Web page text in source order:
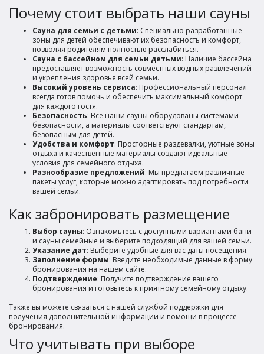
Почему стоит выбрать наши сауны
Сауна для семьи с детьми: Специально разработанные
зоны для детей обеспечивают их безопасность и комфорт,
позволяя родителям полностью расслабиться.
Сауна с бассейном для семьи детьми: Наличие бассейна
предоставляет возможность совместных водных развлечений
и укрепления здоровья всей семьи.
Высокий уровень сервиса: Профессиональный персонал
всегда готов помочь и обеспечить максимальный комфорт
для каждого гостя.
Безопасность: Все наши сауны оборудованы системами
безопасности, а материалы соответствуют стандартам,
безопасным для детей.
Удобства и комфорт: Просторные раздевалки, уютные зоны
отдыха и качественные материалы создают идеальные
условия для семейного отдыха.
Разнообразие предложений: Мы предлагаем различные
пакеты услуг, которые можно адаптировать под потребности
вашей семьи.
Как забронировать размещение
Выбор сауны: Ознакомьтесь с доступными вариантами бани
и сауны семейные и выберите подходящий для вашей семьи.
Указание дат: Выберите удобные для вас даты посещения.
Заполнение формы: Введите необходимые данные в форму
бронирования на нашем сайте.
Подтверждение: Получите подтверждение вашего
бронирования и готовьтесь к приятному семейному отдыху.
Также вы можете связаться с нашей службой поддержки для
получения дополнительной информации и помощи в процессе
бронирования.
Что учитывать при выборе